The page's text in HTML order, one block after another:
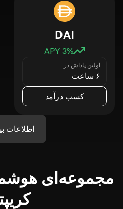
DAI
3% APY
اولین پاداش در
۶ ساعت
کسب درآمد
اطلاعات
مجموعه‌ای